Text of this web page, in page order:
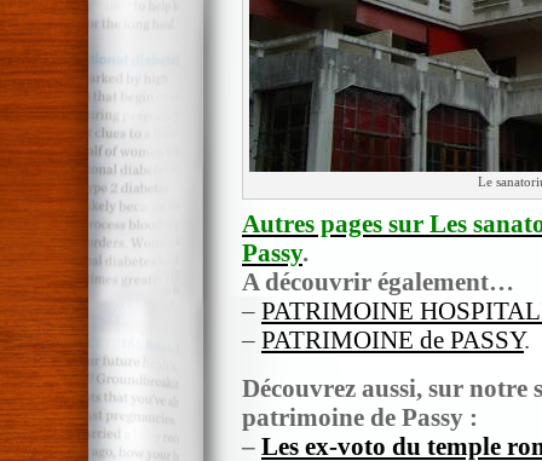
Le
Autres pages sur Les
Passy.
A découvrir également…
– PATRIMOINE
– PATRIMOINE de PASSY.
Découvrez aussi, sur notre
patrimoine de Passy :
– Les ex-voto du temple